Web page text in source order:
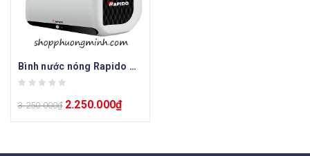
Bình nước nóng Rapido Greta GD 30L
3.250.000₫ 2.250.000₫